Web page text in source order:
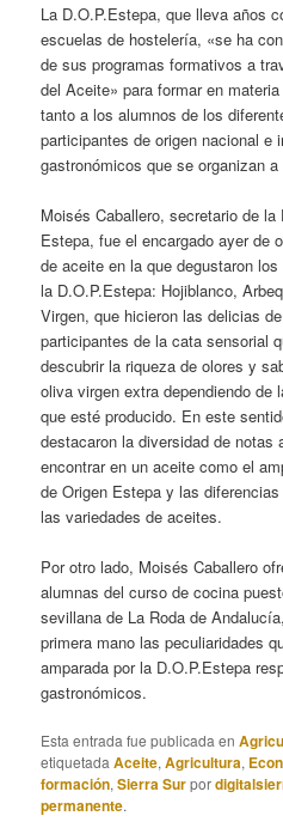
La D.O.P.Estepa, que lleva años
escuelas de hostelería, «se ha
de sus programas formativos a
del Aceite» para formar en
tanto a los alumnos de los
participantes de origen nacional e
gastronómicos que se organizan
Moisés Caballero, secretario de la
Estepa, fue el encargado ayer de
de aceite en la que degustaron
la D.O.P.Estepa: Hojiblanco,
Virgen, que hicieron las delicias
participantes de la cata sensorial
descubrir la riqueza de olores y
oliva virgen extra dependiendo de
que esté producido. En este
destacaron la diversidad de notas
encontrar en un aceite como el
de Origen Estepa y las
las variedades de aceites.
Por otro lado, Moisés Caballero
alumnas del curso de cocina
sevillana de La Roda de
primera mano las peculiaridades
amparada por la D.O.P.Estepa
gastronómicos.
Esta entrada fue publicada en
etiquetadaAceite,Agricultura,
formación,Sierra Surpor
permanente.